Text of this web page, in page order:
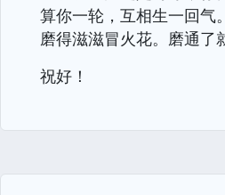
算你一轮，互相生一回气
磨得滋滋冒火花。磨通了
祝好！